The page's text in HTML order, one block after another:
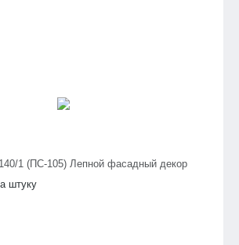
1 (ПС-105) Лепной фасадный декор
штуку